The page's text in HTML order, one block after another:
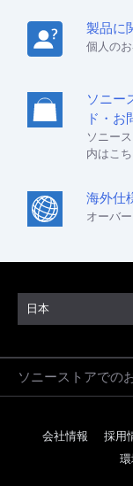
製品に
個人の
ソニー
ド・お
ソニー
内はこ
海外仕
オーバ
日本
ソニーストアでの
会社情報 採用